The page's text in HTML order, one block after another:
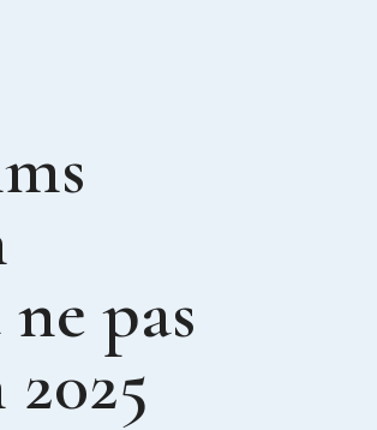
pas